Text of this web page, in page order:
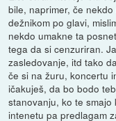
bile, naprimer, če
dežnikom po glavi,
nekdo umakne ta
tega da si cenzuriran.
zasledovanje, itd tako
če si na žuru, koncertu
ičakuješ, da bo bodo
stanovanju, ko te
intenetu pa predlagam